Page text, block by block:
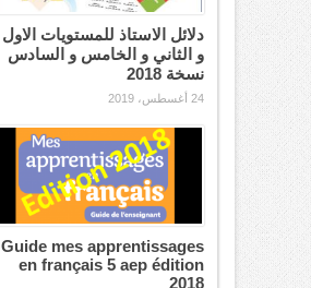
دلائل الاستاذ للمستويات الاول
و الثاني و الخامس و السادس
نسخة 2018
24 أغسطس، 2019
Guide mes apprentissages
en français 5 aep édition
2018